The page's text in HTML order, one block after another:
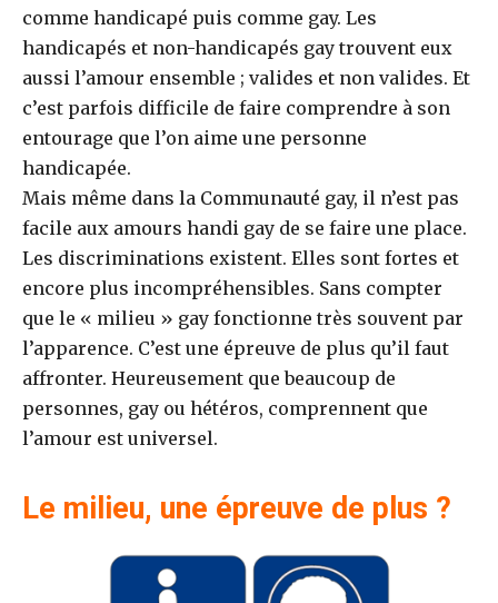
comme handicapé puis comme gay. Les
handicapés et non-handicapés gay trouvent eux
aussi l’amour ensemble ; valides et non valides. Et
c’est parfois difficile de faire comprendre à son
entourage que l’on aime une personne
handicapée.
Mais même dans la Communauté gay, il n’est pas
facile aux amours handi gay de se faire une place.
Les discriminations existent. Elles sont fortes et
encore plus incompréhensibles. Sans compter
que le « milieu » gay fonctionne très souvent par
l’apparence. C’est une épreuve de plus qu’il faut
affronter. Heureusement que beaucoup de
personnes, gay ou hétéros, comprennent que
l’amour est universel.
Le milieu, une épreuve de plus ?